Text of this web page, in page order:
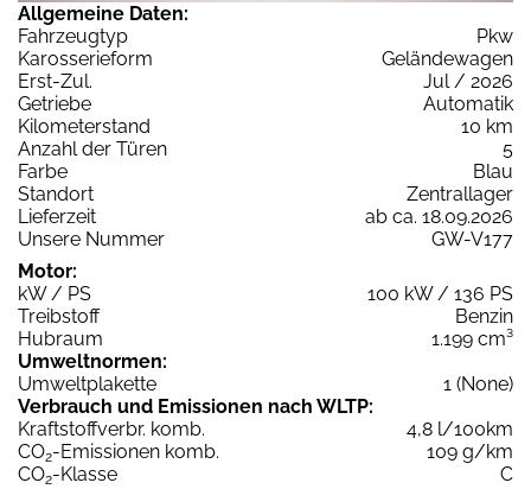
Allgemeine Daten:
Fahrzeugtyp
Pkw
Karosserieform
Geländewagen
Erst-Zul.
Jul / 2026
Getriebe
Automatik
Kilometerstand
10 km
Anzahl der Türen
5
Farbe
Blau
Standort
Zentrallager
Lieferzeit
ab ca. 18.09.2026
Unsere Nummer
GW-V177
Motor:
kW / PS
100 kW / 136 PS
Treibstoff
Benzin
Hubraum
1.199 cm³
Umweltnormen:
Umweltplakette
1 (None)
Verbrauch und Emissionen nach WLTP:
Kraftstoffverbr. komb.
4,8 l/100km
CO2-Emissionen komb.
109 g/km
CO2-Klasse
C